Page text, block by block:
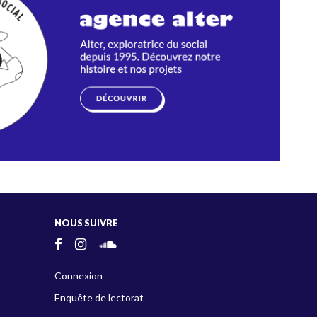
NOUS SUIVRE
Connexion
Enquête de lectorat